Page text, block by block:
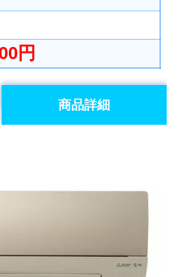
円
商品詳細